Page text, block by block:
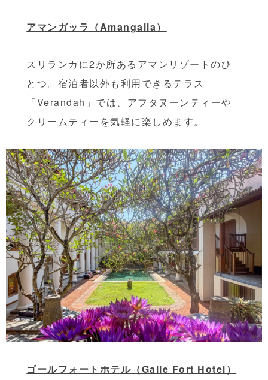
アマンガッラ（Amangalla）
スリランカに2か所あるアマンリゾートのひ
とつ。宿泊者以外も利用できるテラス
「Verandah」では、アフタヌーンティーや
クリームティーを気軽に楽しめます。
ゴールフォートホテル（Galle Fort Hotel）